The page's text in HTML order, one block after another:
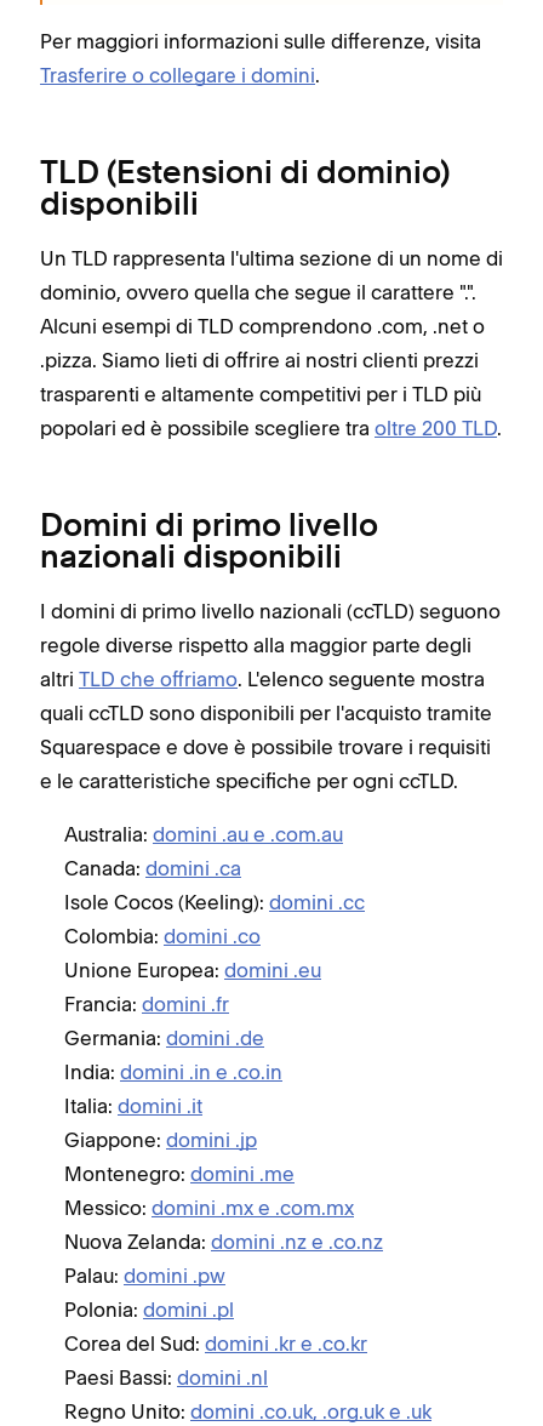
Per maggiori informazioni sulle differenze, visita
Trasferire o collegare i domini.
TLD (Estensioni di dominio)
disponibili
Un TLD rappresenta l'ultima sezione di un nome di
dominio, ovvero quella che segue il carattere ".".
Alcuni esempi di TLD comprendono .com, .net o
.pizza. Siamo lieti di offrire ai nostri clienti prezzi
trasparenti e altamente competitivi per i TLD più
popolari ed è possibile scegliere tra oltre 200 TLD.
Domini di primo livello
nazionali disponibili
I domini di primo livello nazionali (ccTLD) seguono
regole diverse rispetto alla maggior parte degli
altri TLD che offriamo. L'elenco seguente mostra
quali ccTLD sono disponibili per l'acquisto tramite
Squarespace e dove è possibile trovare i requisiti
e le caratteristiche specifiche per ogni ccTLD.
Australia: domini .au e .com.au
Canada: domini .ca
Isole Cocos (Keeling): domini .cc
Colombia: domini .co
Unione Europea: domini .eu
Francia: domini .fr
Germania: domini .de
India: domini .in e .co.in
Italia: domini .it
Giappone: domini .jp
Montenegro: domini .me
Messico: domini .mx e .com.mx
Nuova Zelanda: domini .nz e .co.nz
Palau: domini .pw
Polonia: domini .pl
Corea del Sud: domini .kr e .co.kr
Paesi Bassi: domini .nl
Regno Unito: domini .co.uk, .org.uk e .uk